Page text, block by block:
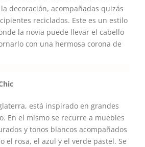
decoración, acompañadas quizás
reciclados. Este es un estilo
la novia puede llevar el cabello
con una hermosa corona de
está inspirado en grandes
En el mismo se recurre a muebles
y tonos blancos acompañados
el rosa, el azul y el verde pastel. Se